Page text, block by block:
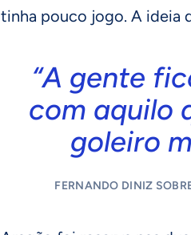
tinha pouco jogo. A ideia
“A gente
com aquilo
goleiro
FERNANDO DINIZ